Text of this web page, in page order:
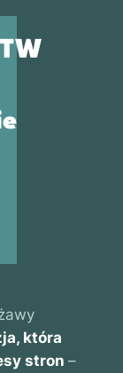
która
stron –